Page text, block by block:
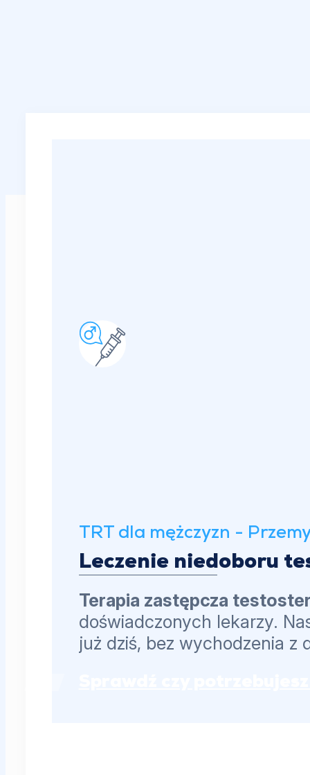
TRT dla mężczyzn -
Leczenie niedoboru
Terapia zastępcza
doświadczonych lekarzy.
już dziś, bez wychodzenia z